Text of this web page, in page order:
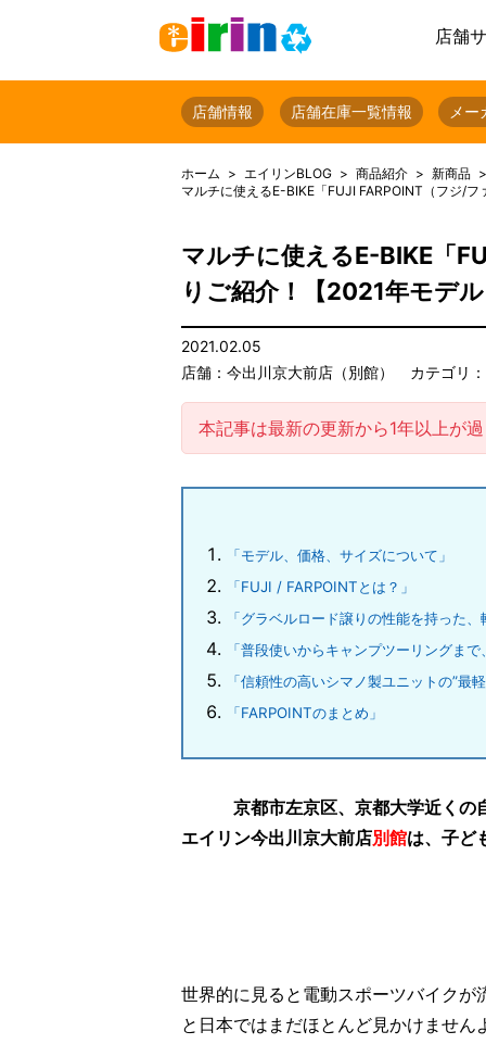
店舗
店舗情報 店舗在庫一覧情報 メー
ホーム エイリンBLOG 商品紹介
新商品
マルチに使えるE-BIKE「FUJI FARPOINT（フジ/
マルチに使えるE-BIKE「
りご紹介！【2021年モデ
2021.02.05
店舗：今出川京大前店（別館）
カテゴリ：
本記事は最新の更新から1年以上が
「モデル、価格、サイズについて」
「FUJI / FARPOINTとは？」
「グラベルロード譲りの性能を持った
「普段使いからキャンプツーリングま
「信頼性の高いシマノ製ユニットの”最
「FARPOINTのまとめ」
京都市左京区、京都大学近くの
エイリン今出川京大前店別館は、子ど
世界的に見ると電動スポーツバイク
と日本ではまだほとんど見かけません